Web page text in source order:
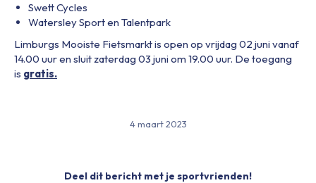
Swett Cycles
Watersley Sport en Talentpark
Limburgs Mooiste Fietsmarkt is open op vrijdag 02 juni vanaf
14.00 uur en sluit zaterdag 03 juni om 19.00 uur. De toegang
is gratis.
4 maart 2023
Deel dit bericht met je sportvrienden!